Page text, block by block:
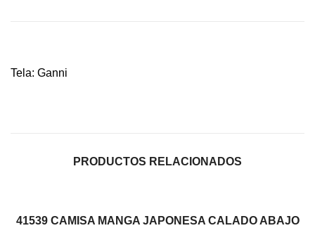
Tela: Ganni
PRODUCTOS RELACIONADOS
41539 CAMISA MANGA JAPONESA CALADO ABAJO